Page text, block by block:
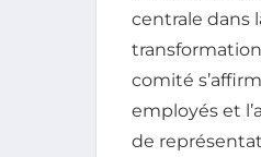
centrale dans
comité
employés et
de